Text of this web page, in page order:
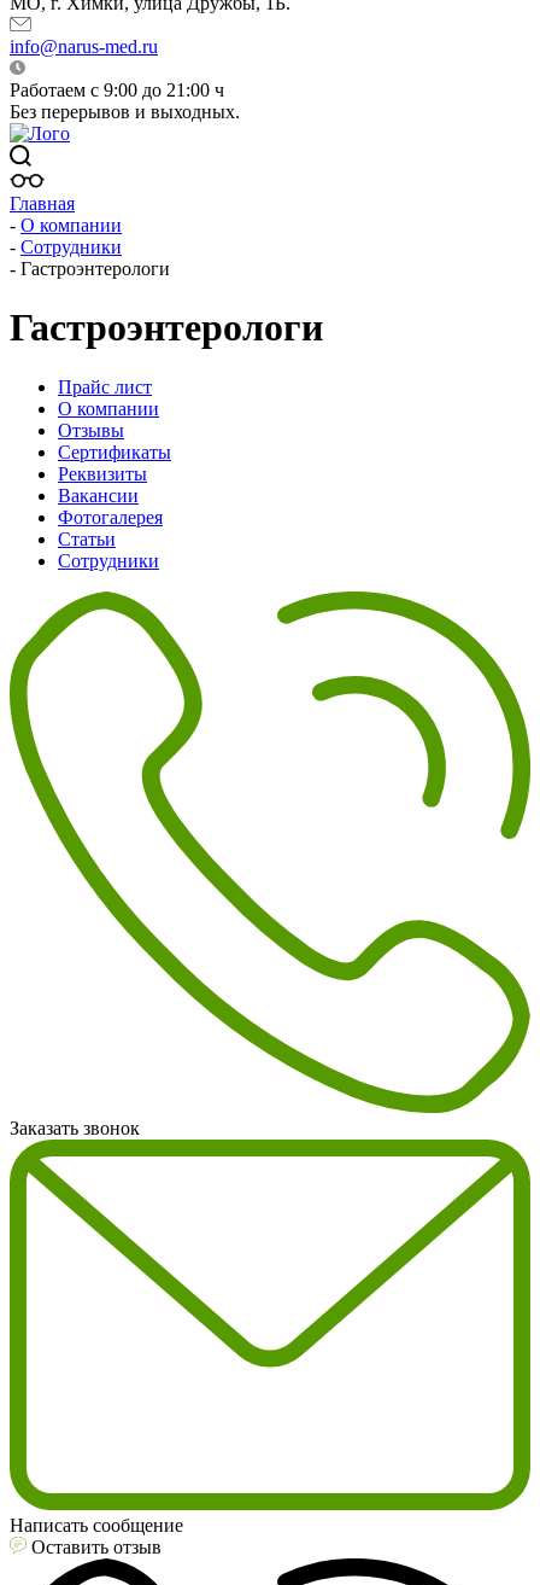
info@narus-med.ru
Работаем с 9:00 до 21:00 ч
Без перерывов и выходных.
Главная
- О компании
- Сотрудники
- Гастроэнтерологи
Гастроэнтерологи
Прайс лист
О компании
Отзывы
Сертификаты
Реквизиты
Вакансии
Фотогалерея
Статьи
Сотрудники
Заказать звонок
Написать сообщение
Оставить отзыв